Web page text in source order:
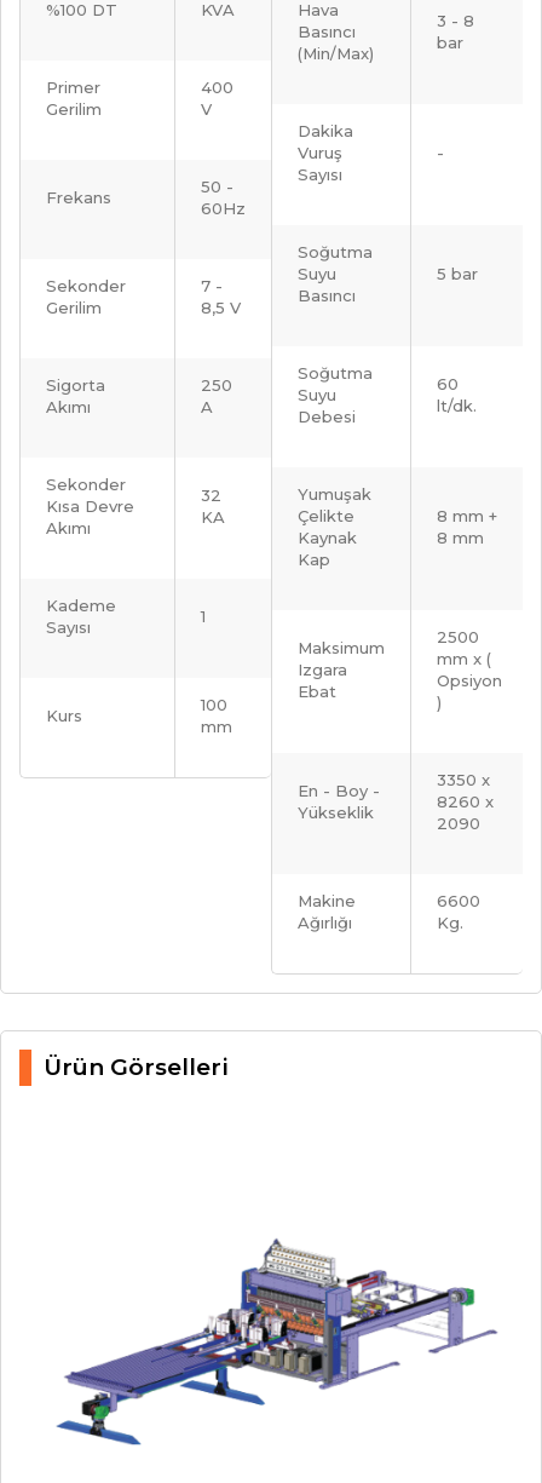
%100 DT KVA
Primer
Gerilim
400
V
Frekans
50 -
60Hz
Sekonder
Gerilim
7 -
8,5 V
Sigorta
Akımı
250
A
Sekonder
Kısa Devre
Akımı
32
KA
Kademe
Sayısı
1
Kurs
100
mm
Hava
Basıncı
(Min/Max)
3 - 8
bar
Dakika
Vuruş
Sayısı
-
Soğutma
Suyu
Basıncı
5 bar
Soğutma
Suyu
Debesi
60
lt/dk.
Yumuşak
Çelikte
Kaynak
Kap
8 mm +
8 mm
Maksimum
Izgara
Ebat
2500
mm x (
Opsiyon
)
En - Boy -
Yükseklik
3350 x
8260 x
2090
Makine
Ağırlığı
6600
Kg.
Ürün Görselleri